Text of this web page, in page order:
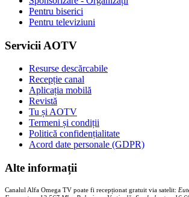
Pentru biserici
Pentru televiziuni
Servicii AOTV
Resurse descărcabile
Recepție canal
Aplicația mobilă
Revistă
Tu și AOTV
Termeni și condiții
Politică confidențialitate
Acord date personale (GDPR)
Alte informații
Canalul Alfa Omega TV poate fi recepționat gratuit via satelit: